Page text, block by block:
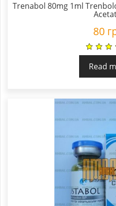
Trenabol 80mg 1ml
80
Read